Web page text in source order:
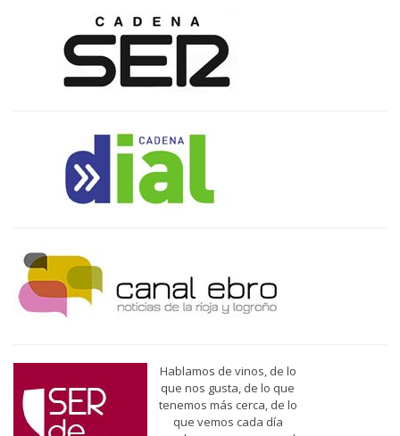
Hablamos de vinos, de lo
que nos gusta, de lo que
tenemos más cerca, de lo
que vemos cada día